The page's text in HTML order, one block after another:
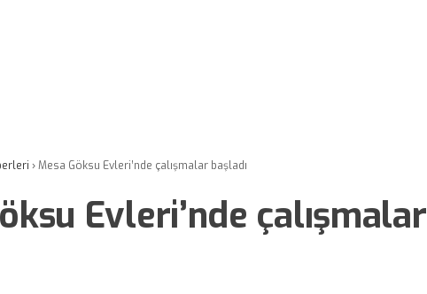
›Mesa Göksu Evleri’nde çalışmalar başladı
Evleri’nde çalışmalar